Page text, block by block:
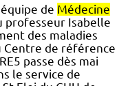
de Médecine
professeur Isabelle
des maladies
Centre de référence
passe dès mai
le service de